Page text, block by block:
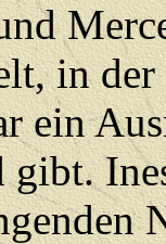
in
ein
gibt.